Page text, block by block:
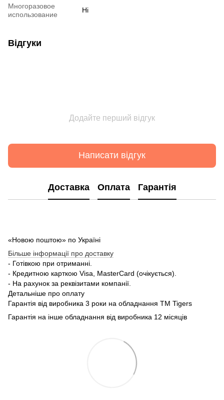
Многоразовое
использование
Ні
Відгуки
Додайте перший відгук
Написати відгук
Доставка Оплата Гарантія
«Новою поштою» по Україні
Більше інформації про доставку
- Готівкою при отриманні.
- Кредитною карткою Visa, MasterCard (очікується).
- На рахунок за реквізитами компанії.
Детальніше про оплату
Гарантія від виробника 3 роки на обладнання TM Tigers
Гарантія на інше обладнання від виробника 12 місяців